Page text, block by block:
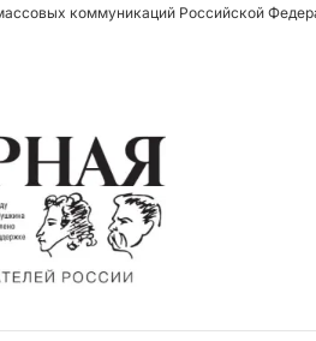
коммуникаций Российской